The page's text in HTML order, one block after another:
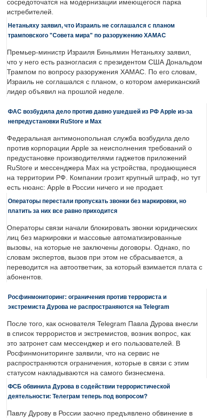
сосредоточатся на модернизации имеющегося парка
истребителей.
Нетаньяху заявил, что Израиль не соглашался с планом
трамповского "Совета мира" по разоружению ХАМАС
Премьер-министр Израиля Биньямин Нетаньяху заявил,
что у него есть разногласия с президентом США Дональдом
Трампом по вопросу разоружения ХАМАС. По его словам,
Израиль не соглашался с планом, о котором американский
лидер объявил на прошлой неделе.
ФАС возбудила дело против давно ушедшей из РФ Apple из-за
непредустановки RuStore и Max
Федеральная антимонопольная служба возбудила дело
против корпорации Apple за неисполнения требований о
предустановке производителями гаджетов приложений
RuStore и мессенджера Max на устройства, продающиеся
на территории РФ. Компании грозит крупный штраф, но тут
есть нюанс: Apple в России ничего и не продает.
Операторы перестали пропускать звонки без маркировки, но
платить за них все равно приходится
Операторы связи начали блокировать звонки юридических
лиц без маркировки и массовые автоматизированные
вызовы, на которые не заключены договоры. Однако, по
словам экспертов, вызов при этом не сбрасывается, а
переводится на автоответчик, за который взимается плата с
абонентов.
Росфинмониторинг: ограничения против террориста и
экстремиста Дурова не распространяются на Telegram
После того, как основателя Telegram Павла Дурова внесли
в список террористов и экстремистов, возник вопрос, как
это затронет сам мессенджер и его пользователей. В
Росфинмониторинге заявили, что на сервис не
распространяются ограничения, которые в связи с этим
статусом накладываются на самого бизнесмена.
ФСБ обвинила Дурова в содействии террористической
деятельности: Телеграм теперь под вопросом?
Павлу Дурову в России заочно предъявлено обвинение в